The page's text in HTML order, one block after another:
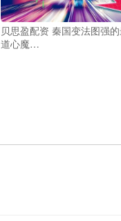
贝思盈配资 秦国变法图强
道心魔…